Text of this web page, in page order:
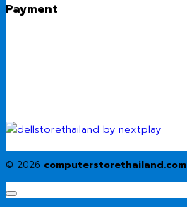
Payment
© 2026 computerstorethailand.com